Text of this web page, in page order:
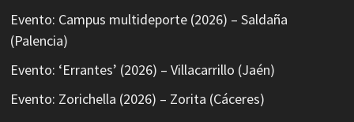
Evento: Campus multideporte (2026) – Saldaña
(Palencia)
Evento: ‘Errantes’ (2026) – Villacarrillo (Jaén)
Evento: Zorichella (2026) – Zorita (Cáceres)